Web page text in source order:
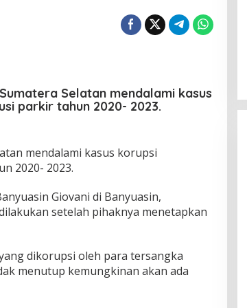
Selatan mendalami kasus
parkir tahun 2020- 2023.
mendalami kasus korupsi
2020- 2023.
Giovani di Banyuasin,
setelah pihaknya menetapkan
dikorupsi oleh para tersangka
menutup kemungkinan akan ada